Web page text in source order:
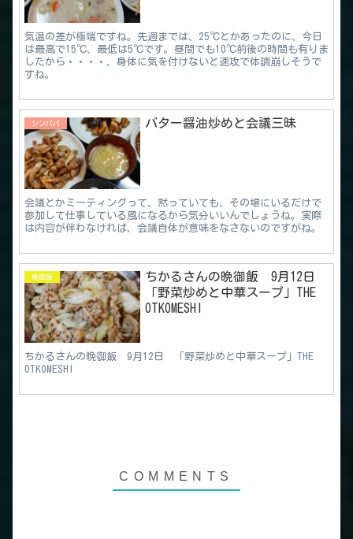
気温の差が極端ですね。先週までは、25℃とかあったのに、今日
は最高で15℃、最低は5℃です。昼間でも10℃前後の時間も有りま
したから・・・・、身体に気を付けないと速攻で体調崩しそうで
すね。
シンパパ バター醤油炒めと会議三昧
会議とかミーティングって、黙っていても、その場にいるだけで
参加して仕事している風になるから気分いいんでしょうね。実際
は内容が伴わなければ、会議自体が意味をなさないのですがね。
晩御飯
ちかるさんの晩御飯 9月12日
「野菜炒めと中華スープ」THE
OTKOMESHI
ちかるさんの晩御飯 9月12日 「野菜炒めと中華スープ」THE
OTKOMESHI